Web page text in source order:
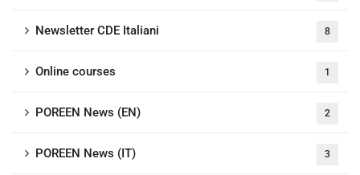
Newsletter CDE Italiani 8
Online courses 1
POREEN News (EN) 2
POREEN News (IT) 3